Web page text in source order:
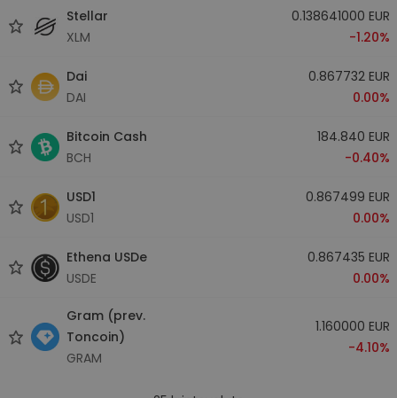
Stellar
XLM
0.138641000 EUR
-1.20%
Dai
DAI
0.867732 EUR
0.00%
Bitcoin Cash
BCH
184.840 EUR
-0.40%
USD1
USD1
0.867499 EUR
0.00%
Ethena USDe
USDE
0.867435 EUR
0.00%
Gram (prev.
Toncoin)
GRAM
1.160000 EUR
-4.10%